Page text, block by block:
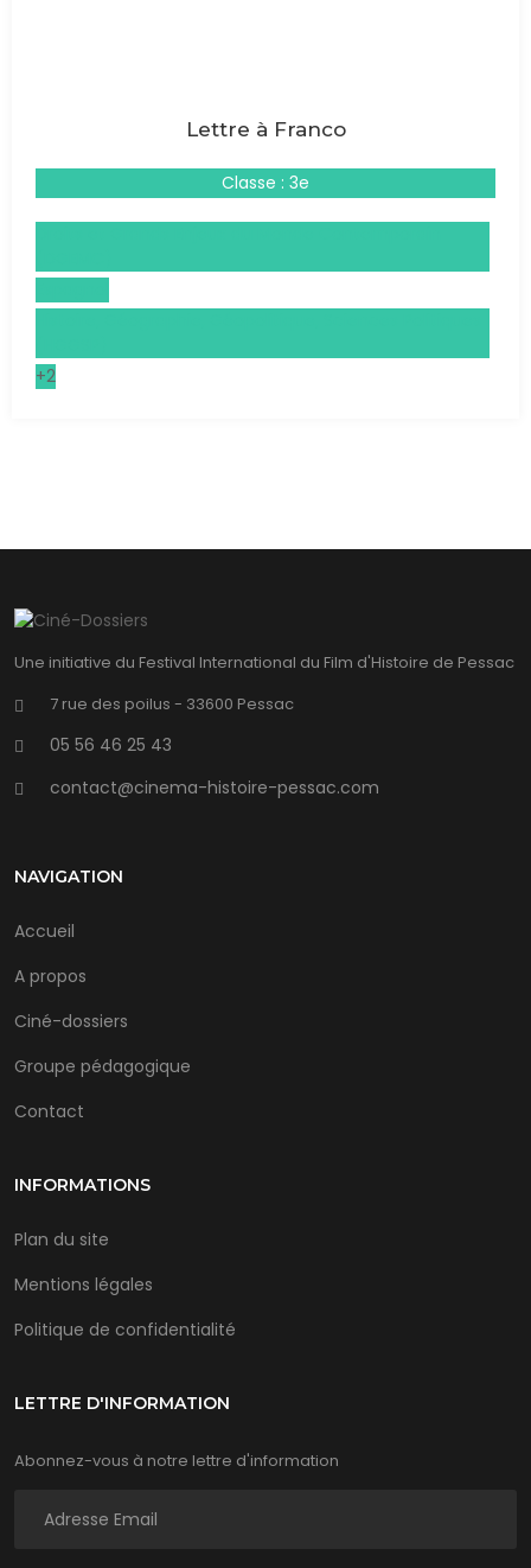
Lettre à Franco
Classe : 3e
+2
Une initiative du Festival International du Film d'Histoire de Pessac
7 rue des poilus - 33600 Pessac
05 56 46 25 43
contact@cinema-histoire-pessac.com
NAVIGATION
Accueil
A propos
Ciné-dossiers
Groupe pédagogique
Contact
INFORMATIONS
Plan du site
Mentions légales
Politique de confidentialité
LETTRE D'INFORMATION
Abonnez-vous à notre lettre d'information